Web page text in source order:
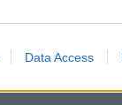
Data Access